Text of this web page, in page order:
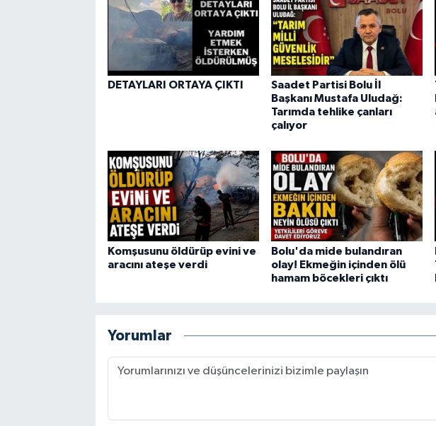
DETAYLARI ORTAYA ÇIKTI
Saadet Partisi Bolu İl
Başkanı Mustafa Uludağ:
Tarımda tehlike çanları
çalıyor
Komşusunu öldürüp evini ve
aracını ateşe verdi
Bolu'da mide bulandıran
olay! Ekmeğin içinden ölü
hamam böcekleri çıktı
Yorumlar